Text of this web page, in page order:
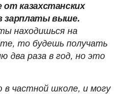
казахстанских
зарплаты выше.
находишься на
то будешь получать
два раза в год, но это
частной школе, и могу